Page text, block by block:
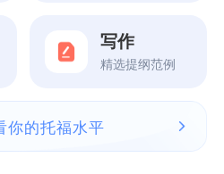
写作
精选提纲范例
你的托福水平